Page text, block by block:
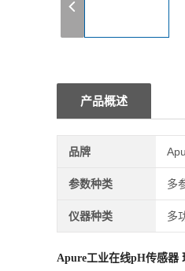
产品概述
品牌
参数种类 多
仪器种类 多
Apure工业在线pH传感器